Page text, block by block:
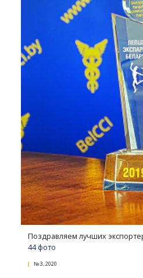
Республиканский
Награждение